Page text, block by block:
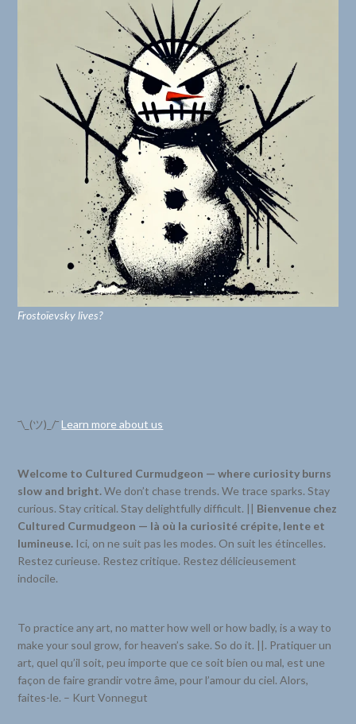
Frostoïevsky lives?
¯\_(ツ)_/¯Learn more about us
Welcome to Cultured Curmudgeon — where curiosity burns
slow and bright.We don’t chase trends. We trace sparks. Stay
curious. Stay critical. Stay delightfully difficult. || Bienvenue chez
Cultured Curmudgeon — là où la curiosité crépite, lente et
lumineuse. Ici, on ne suit pas les modes. On suit les étincelles.
Restez curieuse. Restez critique. Restez délicieusement
indocile.
To practice any art, no matter how well or how badly, is a way to
make your soul grow, for heaven’s sake. So do it. ||. Pratiquer un
art, quel qu’il soit, peu importe que ce soit bien ou mal, est une
façon de faire grandir votre âme, pour l’amour du ciel. Alors,
faites-le. – Kurt Vonnegut